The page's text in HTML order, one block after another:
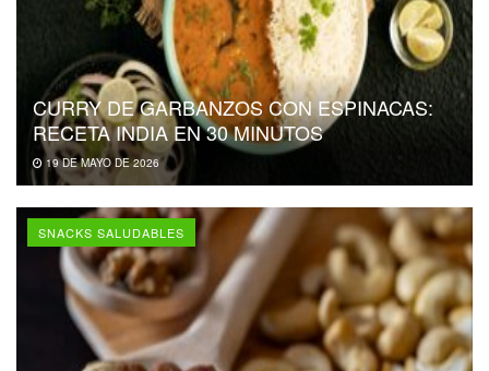
CURRY DE GARBANZOS CON ESPINACAS:
RECETA INDIA EN 30 MINUTOS
19 DE MAYO DE 2026
SNACKS SALUDABLES